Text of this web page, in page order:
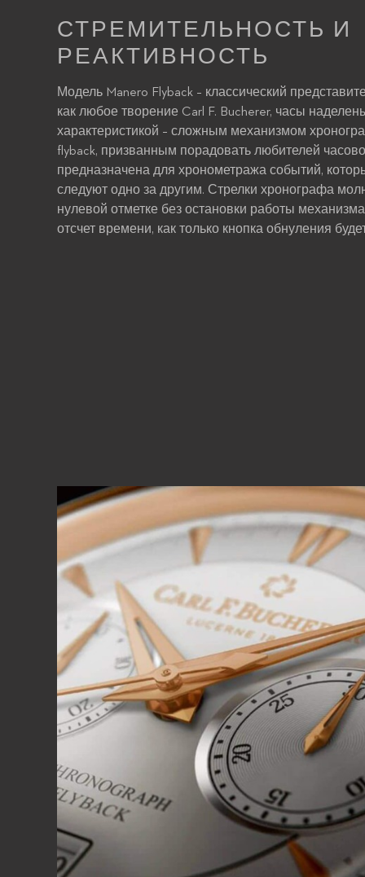
СТРЕМИТЕЛЬНОСТЬ И
РЕАКТИВНОСТЬ
Модель Manero Flyback – классический
как любое творение Carl F. Bucherer, часы
характеристикой – сложным механизмом
flyback, призванным порадовать любителей
предназначена для хронометража событий,
следуют одно за другим. Стрелки хронографа
нулевой отметке без остановки работы
отсчет времени, как только кнопка обнуления